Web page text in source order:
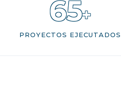
65+
PROYECTOS EJECUTADOS